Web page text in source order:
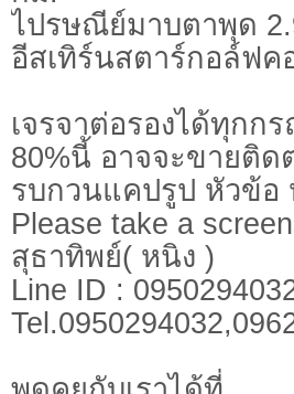
ไปรษณีย์มาบตาพุด
อีสเทิร์นสตาร์กอล์ฟค
เจรจาต่อรองได้ทุกก
80%นี้ อาจจะขายติด
รบกวนแคปรูป หัวข้อ
Please take a
สุธาทิพย์( หนิง )
Line ID :